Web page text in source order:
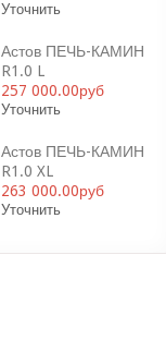
Уточнить
Астов ПЕЧЬ-КАМИН
R1.0 L
257 000.00руб
Уточнить
Астов ПЕЧЬ-КАМИН
R1.0 XL
263 000.00руб
Уточнить